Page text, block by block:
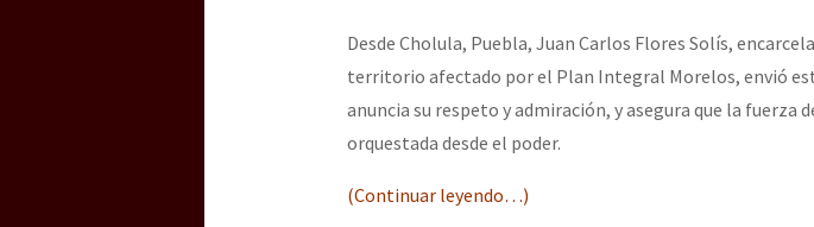
[25 abr – CDMX] Tokín por el CNI: 30 años de Resistencia
Desde Cholula, Puebla, Juan Carlos Flores Solís,
territorio afectado por el Plan Integral Morelos, envió
anuncia su respeto y admiración, y asegura que la fuerza
orquestada desde el poder.
(Continuar leyendo…)